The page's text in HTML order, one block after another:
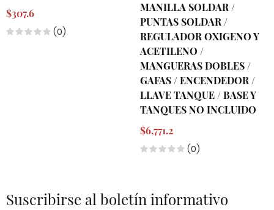
$307.6
(0)
MANILLA SOLDAR /
PUNTAS SOLDAR /
REGULADOR OXIGENO Y
ACETILENO /
MANGUERAS DOBLES /
GAFAS / ENCENDEDOR /
LLAVE TANQUE / BASE Y
TANQUES NO INCLUIDO
$6,771.2
(0)
Suscribirse al boletín informativo